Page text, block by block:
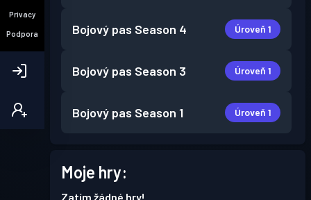
Privacy
Podpora Bojový pas Season 4 Úroveň 1
Bojový pas Season 3 Úroveň 1
Bojový pas Season 1 Úroveň 1
Moje hry:
Zatím žádné hry!